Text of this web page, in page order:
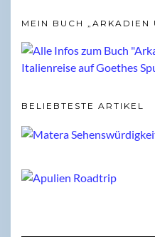
MEIN BUCH „ARKADIEN
BELIEBTESTE ARTIKEL